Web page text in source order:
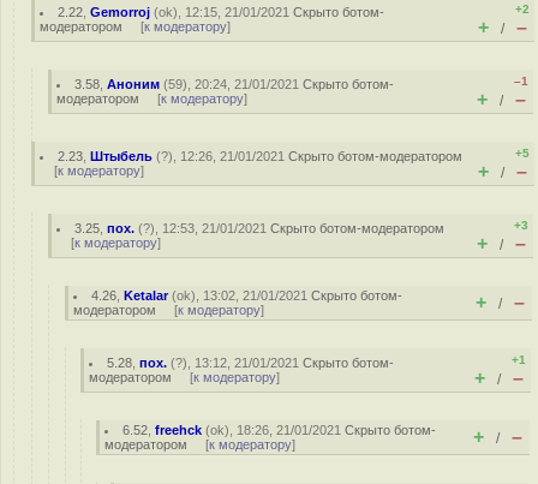
2.22 ,Gemorroj (ok), 12:15, 21/01/2021Скрыто ботом-
модератором [к модератору]
+2
+ / –
3.58 ,Аноним (59), 20:24, 21/01/2021Скрыто ботом-
модератором [к модератору]
–1
+ / –
2.23 ,Штыбель (?), 12:26, 21/01/2021Скрыто ботом-модератором
[к модератору]
+5
+ / –
3.25 ,пох. (?), 12:53, 21/01/2021Скрыто ботом-модератором
[к модератору]
+3
+ / –
4.26 ,Ketalar(ok), 13:02, 21/01/2021Скрыто ботом-
модератором [к модератору] + / –
5.28 ,пох. (?), 13:12, 21/01/2021Скрыто ботом-
модератором [к модератору]
+1
+ / –
6.52 ,freehck (ok), 18:26, 21/01/2021Скрыто ботом-
модератором [к модератору] + / –